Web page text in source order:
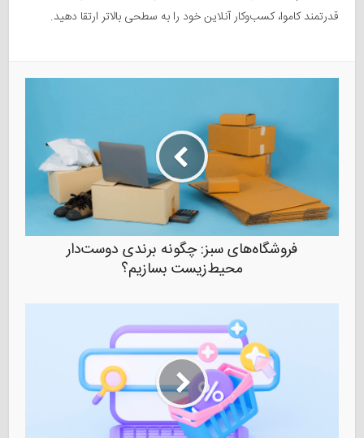
قدرتمند کاموا، کسب‌وکار آنلاین خود را به سطحی بالاتر ارتقا دهید.
فروشگاه‌های سبز: چگونه برندی دوست‌دار
محیط‌زیست بسازیم؟